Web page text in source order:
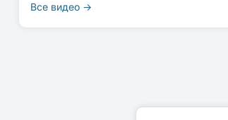
Все видео →